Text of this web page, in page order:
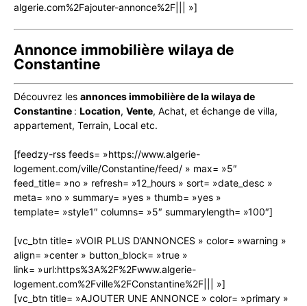
algerie.com%2Fajouter-annonce%2F||| »]
Annonce immobilière wilaya de
Constantine
Découvrez les annonces immobilière de la wilaya de
Constantine : Location, Vente, Achat, et échange de villa,
appartement, Terrain, Local etc.
[feedzy-rss feeds= »https://www.algerie-
logement.com/ville/Constantine/feed/ » max= »5″
feed_title= »no » refresh= »12_hours » sort= »date_desc »
meta= »no » summary= »yes » thumb= »yes »
template= »style1″ columns= »5″ summarylength= »100″]
[vc_btn title= »VOIR PLUS D’ANNONCES » color= »warning »
align= »center » button_block= »true »
link= »url:https%3A%2F%2Fwww.algerie-
logement.com%2Fville%2FConstantine%2F||| »]
[vc_btn title= »AJOUTER UNE ANNONCE » color= »primary »